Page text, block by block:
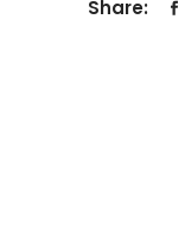
Share: